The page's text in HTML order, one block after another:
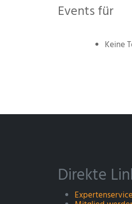
Events für
Keine
Direkte
Expertenservice